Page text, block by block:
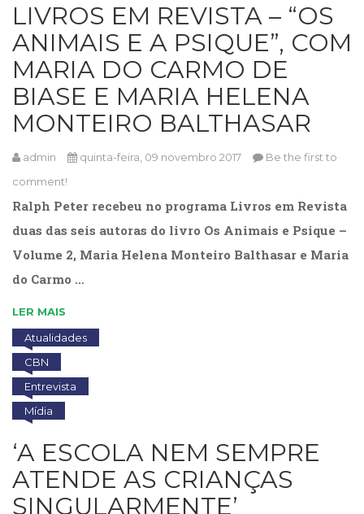
Espiritualidade,
Filosofia
(63)
Saúde
(132)
Sem
categoria
Televisão
(22)
africanos
(30)
Terapia
Ocupacional
(21)
e
RH
(65)
Turismo
(1)
Vida
(32)
LIVROS EM REVISTA – “OS
ANIMAIS E A PSIQUE”, COM
MARIA DO CARMO DE
BIASE E MARIA HELENA
MONTEIRO BALTHASAR
admin quinta-feira, 09 novembro 2017
Be the first to
comment!
Ralph Peter recebeu no programa Livros em Revista
duas das seis autoras do livro Os Animais e Psique –
Volume 2, Maria Helena Monteiro Balthasar e Maria
do Carmo …
LER MAIS
Atualidades
CBN
Entrevista
Mídia
‘A ESCOLA NEM SEMPRE
ATENDE AS CRIANÇAS
SINGULARMENTE’